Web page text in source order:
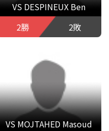
VS DESPINEUX Ben
2勝
2敗
VS MOJTAHED Masoud